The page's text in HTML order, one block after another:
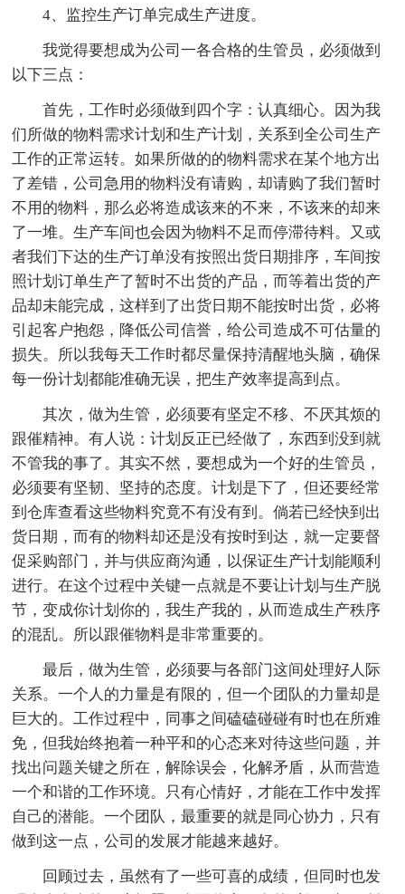
4、监控生产订单完成生产进度。
我觉得要想成为公司一各合格的生管员，必须做到
以下三点：
首先，工作时必须做到四个字：认真细心。因为我
们所做的物料需求计划和生产计划，关系到全公司生产
工作的正常运转。如果所做的的物料需求在某个地方出
了差错，公司急用的物料没有请购，却请购了我们暂时
不用的物料，那么必将造成该来的不来，不该来的却来
了一堆。生产车间也会因为物料不足而停滞待料。又或
者我们下达的生产订单没有按照出货日期排序，车间按
照计划订单生产了暂时不出货的产品，而等着出货的产
品却未能完成，这样到了出货日期不能按时出货，必将
引起客户抱怨，降低公司信誉，给公司造成不可估量的
损失。所以我每天工作时都尽量保持清醒地头脑，确保
每一份计划都能准确无误，把生产效率提高到点。
其次，做为生管，必须要有坚定不移、不厌其烦的
跟催精神。有人说：计划反正已经做了，东西到没到就
不管我的事了。其实不然，要想成为一个好的生管员，
必须要有坚韧、坚持的态度。计划是下了，但还要经常
到仓库查看这些物料究竟不有没有到。倘若已经快到出
货日期，而有的物料却还是没有按时到达，就一定要督
促采购部门，并与供应商沟通，以保证生产计划能顺利
进行。在这个过程中关键一点就是不要让计划与生产脱
节，变成你计划你的，我生产我的，从而造成生产秩序
的混乱。所以跟催物料是非常重要的。
最后，做为生管，必须要与各部门这间处理好人际
关系。一个人的力量是有限的，但一个团队的力量却是
巨大的。工作过程中，同事之间磕磕碰碰有时也在所难
免，但我始终抱着一种平和的心态来对待这些问题，并
找出问题关键之所在，解除误会，化解矛盾，从而营造
一个和谐的工作环境。只有心情好，才能在工作中发挥
自己的潜能。一个团队，最重要的就是同心协力，只有
做到这一点，公司的发展才能越来越好。
回顾过去，虽然有了一些可喜的成绩，但同时也发